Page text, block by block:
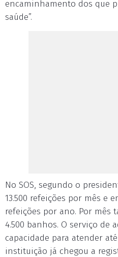
encaminhamento dos que
saúde”.
No SOS, segundo o
13.500 refeições por mês e
refeições por ano. Por mês
4.500 banhos. O serviço de
capacidade para atender
instituição já chegou a